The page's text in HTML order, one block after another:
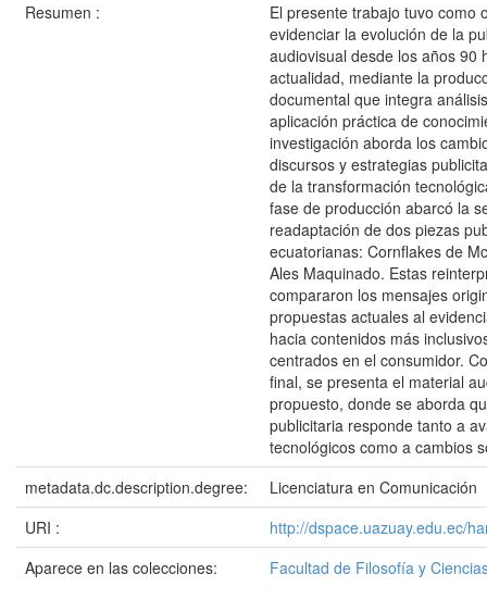
Resumen :
El presente trabajo tuvo como
evidenciar la evolución de la
audiovisual desde los años 90
actualidad, mediante la
documental que integra
aplicación práctica de
investigación aborda los
discursos y estrategias
de la transformación
fase de producción abarcó la
readaptación de dos piezas
ecuatorianas: Cornflakes de
Ales Maquinado. Estas
compararon los mensajes
propuestas actuales al
hacia contenidos más
centrados en el consumidor.
final, se presenta el material
propuesto, donde se aborda
publicitaria responde tanto a
tecnológicos como a cambios
metadata.dc.description.degree:
Licenciatura en Comunicación
URI :
http://dspace.uazuay.edu.ec/
Aparece en las colecciones:
Facultad de Filosofía y